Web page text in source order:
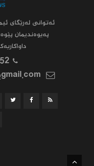
ئه‌توانى له‌رێگاى
په‌یوه‌ندیمان